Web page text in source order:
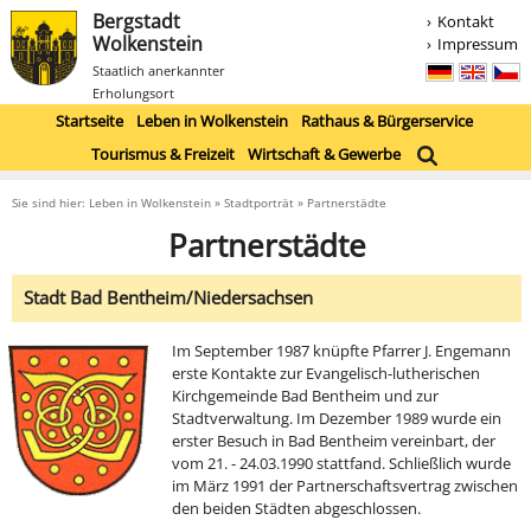
Bergstadt
Wolkenstein
Staatlich anerkannter
Erholungsort
Kontakt
Impressum
Startseite Leben in Wolkenstein
Rathaus & Bürgerservice
Tourismus & Freizeit
Wirtschaft & Gewerbe
Sie sind hier: Leben in Wolkenstein » Stadtporträt » Partnerstädte
Partnerstädte
Stadt Bad Bentheim/Niedersachsen
Im September 1987 knüpfte Pfarrer J. Engemann
erste Kontakte zur Evangelisch-lutherischen
Kirchgemeinde Bad Bentheim und zur
Stadtverwaltung. Im Dezember 1989 wurde ein
erster Besuch in Bad Bentheim vereinbart, der
vom 21. - 24.03.1990 stattfand. Schließlich wurde
im März 1991 der Partnerschaftsvertrag zwischen
den beiden Städten abgeschlossen.